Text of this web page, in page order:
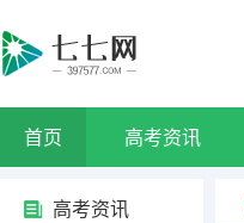
首页 高考资讯
高考资讯